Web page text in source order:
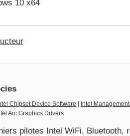
10 x64
Chipset Device Software
Intel
Arc Graphics Drivers
pilotes Intel WiFi, Bluetooth,